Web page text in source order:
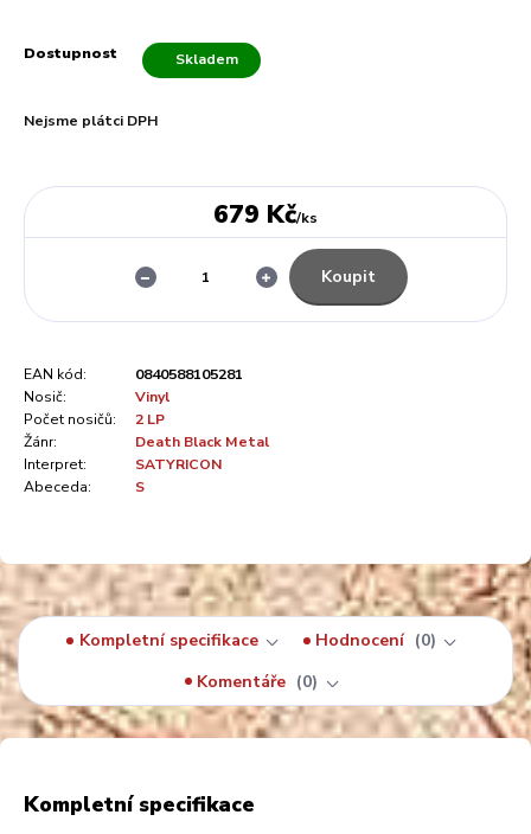
Dostupnost Skladem
Nejsme plátci DPH
679 Kč/ks
Koupit
EAN kód:
0840588105281
Nosič:
Vinyl
Počet nosičů:
2 LP
Žánr:
Death Black Metal
Interpret:
SATYRICON
Abeceda:
S
Kompletní specifikace Hodnocení
0
Komentáře
0
Kompletní specifikace